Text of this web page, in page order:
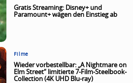
Gratis Streaming: Disney+ und
Paramount+ wägen den Einstieg ab
Filme
Wieder vorbestellbar: „A Nightmare on
Elm Street“ limitierte 7-Film-Steelbook-
Collection (4K UHD Blu-ray)